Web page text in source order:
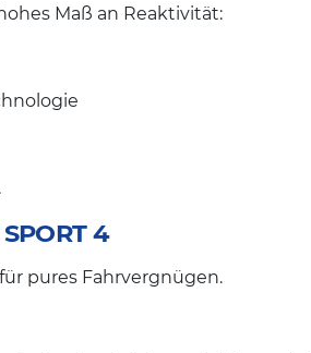
Maß an Reaktivität:
4
pures Fahrvergnügen.